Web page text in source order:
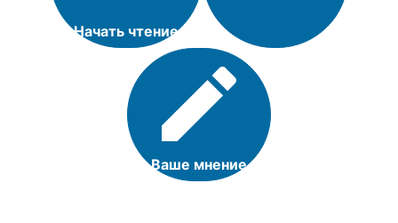
Начать чтение
Ваше мнение